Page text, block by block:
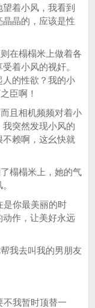
着小风，我看到
晶的，应该是性
在榻榻米上做着各
着小风的视奸。
的性欲？我的小
臣啊！
且相机频频对着小
突然发现小风的
赖啊，这幺快就
榻榻米上，她的气
是你最美丽的时
作，让美好永远
我去叫我的男朋友
不我暂时顶替一